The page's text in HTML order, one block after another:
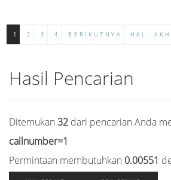
1 2 3 4 BERIKUTNYA HAL.
Hasil Pencarian
Ditemukan 32 dari pencarian Anda
callnumber=1
Permintaan membutuhkan 0.00551